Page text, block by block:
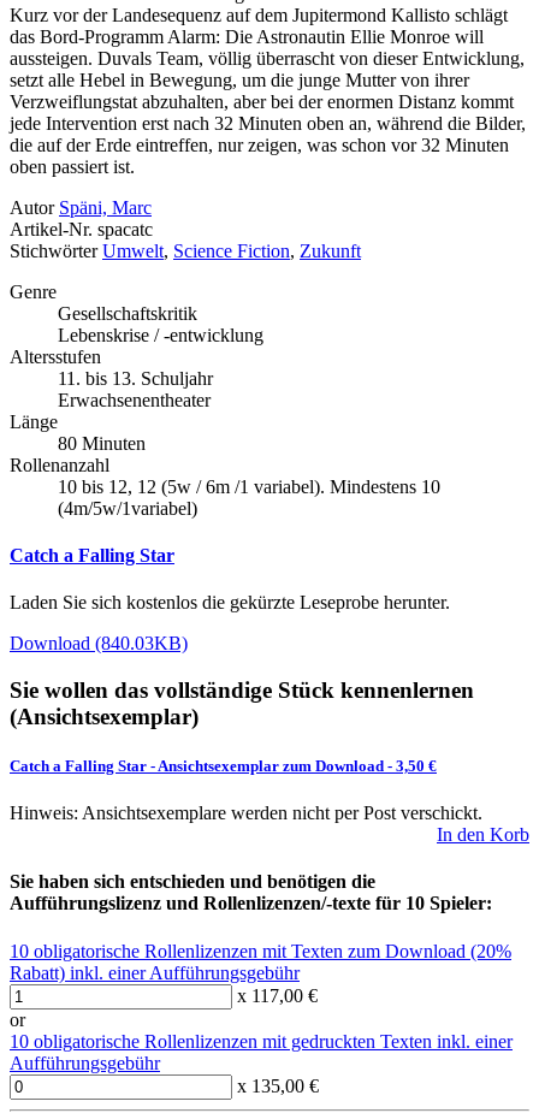
Kurz vor der Landesequenz auf dem Jupitermond Kallisto schlägt
das Bord-Programm Alarm: Die Astronautin Ellie Monroe will
aussteigen. Duvals Team, völlig überrascht von dieser Entwicklung,
setzt alle Hebel in Bewegung, um die junge Mutter von ihrer
Verzweiflungstat abzuhalten, aber bei der enormen Distanz kommt
jede Intervention erst nach 32 Minuten oben an, während die Bilder,
die auf der Erde eintreffen, nur zeigen, was schon vor 32 Minuten
oben passiert ist.
Autor Späni, Marc
Artikel-Nr. spacatc
Stichwörter Umwelt, Science Fiction, Zukunft
Genre
Gesellschaftskritik
Lebenskrise / -entwicklung
Altersstufen
11. bis 13. Schuljahr
Erwachsenentheater
Länge
80 Minuten
Rollenanzahl
10 bis 12, 12 (5w / 6m /1 variabel). Mindestens 10
(4m/5w/1variabel)
Catch a Falling Star
Laden Sie sich kostenlos die gekürzte Leseprobe herunter.
Download (840.03KB)
Sie wollen das vollständige Stück kennenlernen
(Ansichtsexemplar)
Catch a Falling Star - Ansichtsexemplar zum Download - 3,50 €
Hinweis: Ansichtsexemplare werden nicht per Post verschickt.
In den Korb
Sie haben sich entschieden und benötigen die
Aufführungslizenz und Rollenlizenzen/-texte für 10 Spieler:
10 obligatorische Rollenlizenzen mit Texten zum Download (20%
Rabatt) inkl. einer Aufführungsgebühr
x 117,00 €
or
10 obligatorische Rollenlizenzen mit gedruckten Texten inkl. einer
Aufführungsgebühr
x 135,00 €